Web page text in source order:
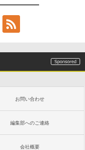
お問い合わせ
編集部へのご連絡
会社概要